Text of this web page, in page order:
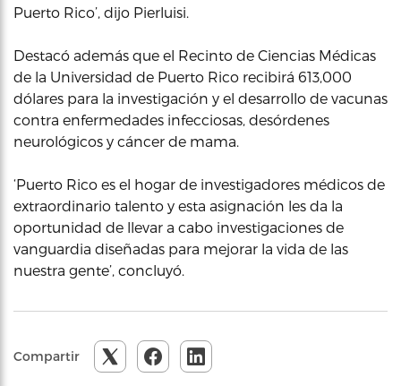
Puerto Rico’, dijo Pierluisi.
Destacó además que el Recinto de Ciencias Médicas
de la Universidad de Puerto Rico recibirá 613,000
dólares para la investigación y el desarrollo de vacunas
contra enfermedades infecciosas, desórdenes
neurológicos y cáncer de mama.
‘Puerto Rico es el hogar de investigadores médicos de
extraordinario talento y esta asignación les da la
oportunidad de llevar a cabo investigaciones de
vanguardia diseñadas para mejorar la vida de las
nuestra gente’, concluyó.
Compartir